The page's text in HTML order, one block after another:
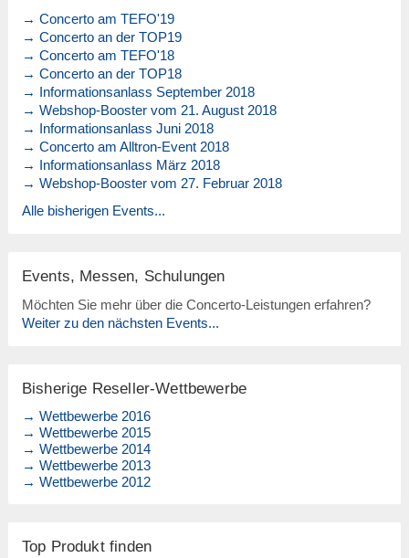
→ Concerto am TEFO'19
→ Concerto an der TOP19
→ Concerto am TEFO'18
→ Concerto an der TOP18
→ Informationsanlass September 2018
→ Webshop-Booster vom 21. August 2018
→ Informationsanlass Juni 2018
→ Concerto am Alltron-Event 2018
→ Informationsanlass März 2018
→ Webshop-Booster vom 27. Februar 2018
Alle bisherigen Events...
Events, Messen, Schulungen
Möchten Sie mehr über die Concerto-Leistungen erfahren?
Weiter zu den nächsten Events...
Bisherige Reseller-Wettbewerbe
→ Wettbewerbe 2016
→ Wettbewerbe 2015
→ Wettbewerbe 2014
→ Wettbewerbe 2013
→ Wettbewerbe 2012
Top Produkt finden